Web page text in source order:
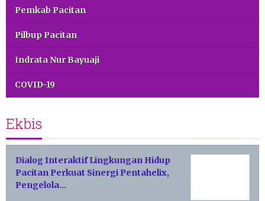
Pemkab Pacitan
Pilbup Pacitan
Indrata Nur Bayuaji
COVID-19
Ekbis
Dialog Interaktif Lingkungan Hidup
Pacitan Perkuat Sinergi Pentahelix,
Pengelola…